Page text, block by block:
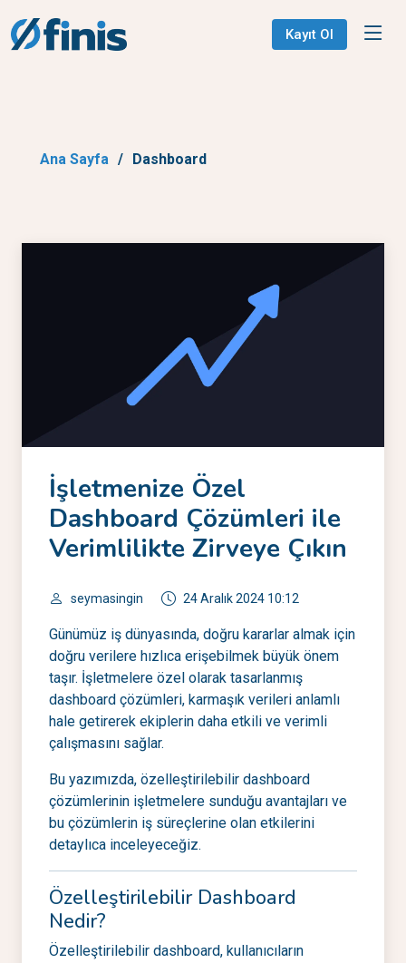
Kayıt Ol
Ana Sayfa Dashboard
İşletmenize Özel
Dashboard Çözümleri ile
Verimlilikte Zirveye Çıkın
seymasingin 24 Aralık 2024 10:12
Günümüz iş dünyasında, doğru kararlar almak için
doğru verilere hızlıca erişebilmek büyük önem
taşır. İşletmelere özel olarak tasarlanmış
dashboard çözümleri, karmaşık verileri anlamlı
hale getirerek ekiplerin daha etkili ve verimli
çalışmasını sağlar.
Bu yazımızda, özelleştirilebilir dashboard
çözümlerinin işletmelere sunduğu avantajları ve
bu çözümlerin iş süreçlerine olan etkilerini
detaylıca inceleyeceğiz.
Özelleştirilebilir Dashboard
Nedir?
Özelleştirilebilir dashboard, kullanıcıların